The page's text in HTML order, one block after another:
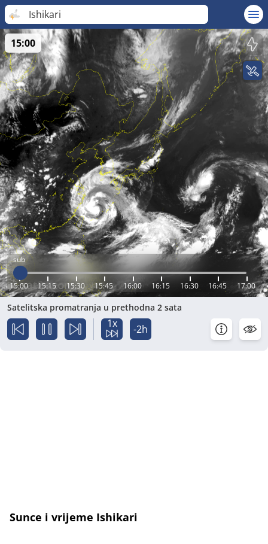
Ishikari
sub
15:00 15:15 15:30 15:45 16:00 16:15 16:30 16:45 17:00
15:00
Satelitska promatranja u prethodna 2 sata
1x -2h
Sunce i vrijeme Ishikari